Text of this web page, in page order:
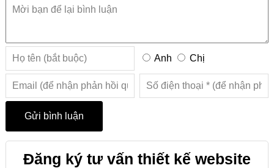
Anh Chị
Đăng ký tư vấn thiết kế website